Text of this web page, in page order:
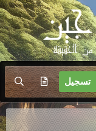
تسجيل